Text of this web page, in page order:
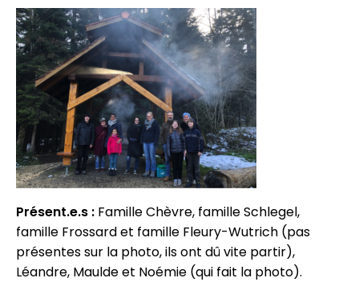
Présent.e.s : Famille Chèvre, famille Schlegel,
famille Frossard et famille Fleury-Wutrich (pas
présentes sur la photo, ils ont dû vite partir),
Léandre, Maulde et Noémie (qui fait la photo).